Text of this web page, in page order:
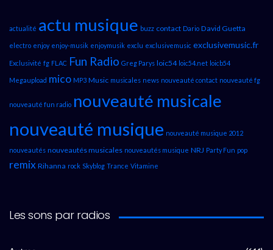
actualité actu musique buzz contact Dario David Guetta
electro enjoy enjoy-musik enjoymusik exclu exclusivemusic exclusivemusic.fr
Exclusivité fg FLAC Fun Radio Greg Parys loic54 loic54.net loicb54
Megaupload mico MP3 Music musicales news nouveauté contact nouveauté fg
nouveauté fun radio nouveauté musicale
nouveauté musique nouveauté musique 2012
nouveautés nouveautés musicales nouveautés musique NRJ Party Fun pop
remix Rihanna rock Skyblog Trance Vitamine
Les sons par radios